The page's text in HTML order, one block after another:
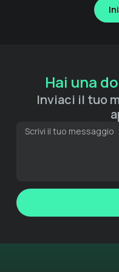
Hai una
Inviaci il tuo